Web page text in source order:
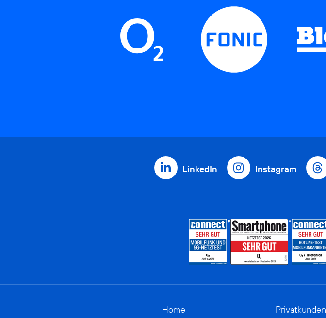
LinkedIn Instagram
Home
Privatkunden